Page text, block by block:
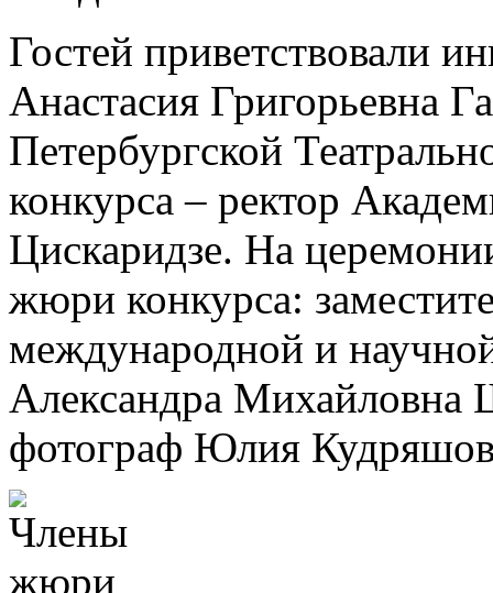
Гостей приветствовали
Анастасия Григорьевна
Петербургской
конкурса – ректор
Цискаридзе. На
жюри конкурса:
международной и
Александра Михайловна
фотограф Юлия